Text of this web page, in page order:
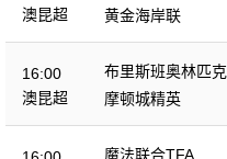
澳昆超
黄金海岸联
16:00
澳昆超
布里斯班奥林匹克
摩顿城精英
魔法联合TFA